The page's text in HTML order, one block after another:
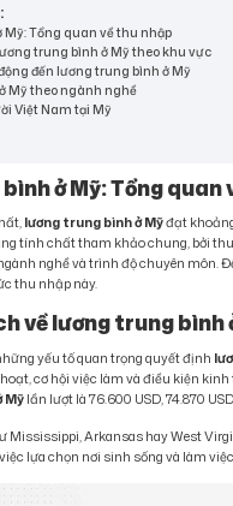
Mỹ: Tổng quan về thu nhập
trung bình ở Mỹ theo khu vực
đến lương trung bình ở Mỹ
Mỹ theo ngành nghề
Việt Nam tại Mỹ
ở Mỹ: Tổng quan
lương trung bình ở Mỹđạt
tính chất tham khảo chung, bởi
nghề và trình độ chuyên môn.
thu nhập này.
về lương trung bình
yếu tố quan trọng quyết định
cơ hội việc làm và điều kiện
Mỹ lần lượt là 76.600 USD, 74.870
Mississippi, Arkansas hay West
lựa chọn nơi sinh sống và làm